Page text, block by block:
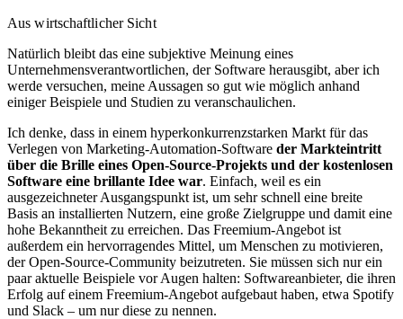
Aus wirtschaftlicher Sicht
Natürlich bleibt das eine subjektive Meinung eines
Unternehmensverantwortlichen, der Software herausgibt, aber ich
werde versuchen, meine Aussagen so gut wie möglich anhand
einiger Beispiele und Studien zu veranschaulichen.
Ich denke, dass in einem hyperkonkurrenzstarken Markt für das
Verlegen von Marketing-Automation-Software der Markteintritt
über die Brille eines Open-Source-Projekts und der kostenlosen
Software eine brillante Idee war. Einfach, weil es ein
ausgezeichneter Ausgangspunkt ist, um sehr schnell eine breite
Basis an installierten Nutzern, eine große Zielgruppe und damit eine
hohe Bekanntheit zu erreichen. Das Freemium-Angebot ist
außerdem ein hervorragendes Mittel, um Menschen zu motivieren,
der Open-Source-Community beizutreten. Sie müssen sich nur ein
paar aktuelle Beispiele vor Augen halten: Softwareanbieter, die ihren
Erfolg auf einem Freemium-Angebot aufgebaut haben, etwa Spotify
und Slack – um nur diese zu nennen.